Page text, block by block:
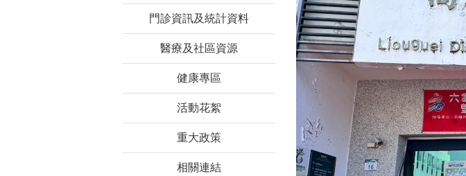
門診資訊及統計資料
醫療及社區資源
健康專區
活動花絮
重大政策
相關連結